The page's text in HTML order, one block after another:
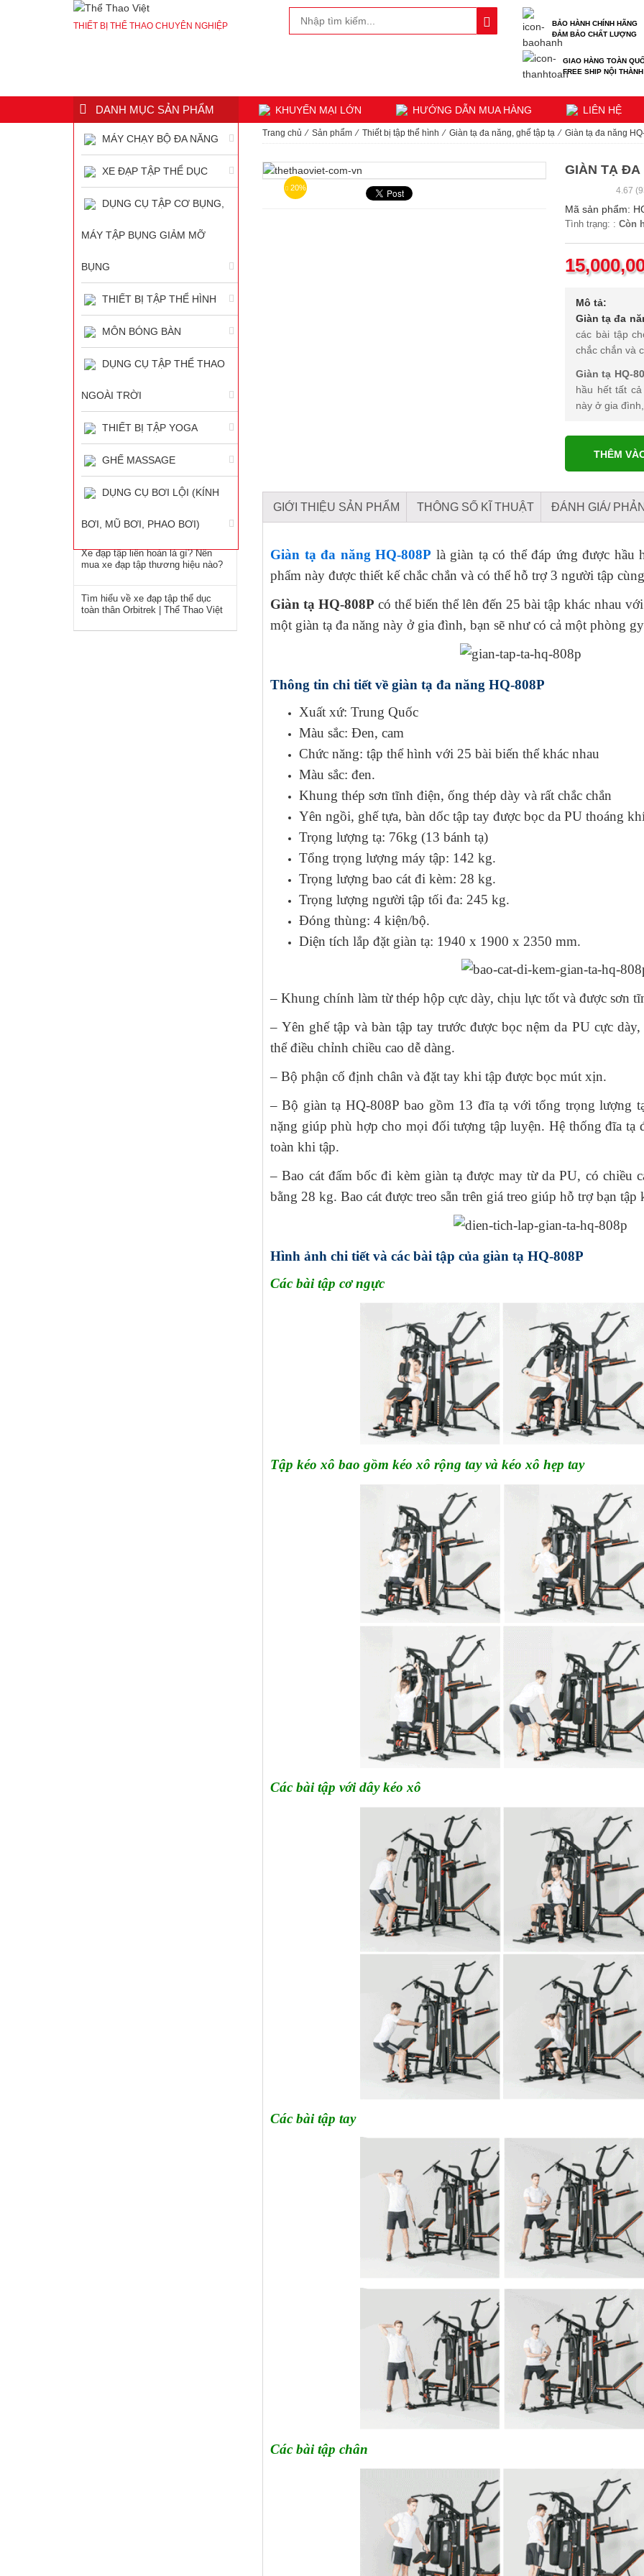
THIẾT BỊ THỂ THAO CHUYÊN NGHIỆP
BẢO HÀNH CHÍNH HÃNG
ĐẢM BẢO CHẤT LƯỢNG
GIAO HÀNG TOÀN
FREE SHIP NỘI THÀNH
DANH MỤC SẢN PHẨM
MÁY CHẠY BỘ ĐA NĂNG
XE ĐẠP TẬP THỂ DỤC
DỤNG CỤ TẬP CƠ BỤNG,
MÁY TẬP BỤNG GIẢM MỠ
BỤNG
THIẾT BỊ TẬP THỂ HÌNH
MÔN BÓNG BÀN
DỤNG CỤ TẬP THỂ THAO
NGOÀI TRỜI
THIẾT BỊ TẬP YOGA
GHẾ MASSAGE
DỤNG CỤ BƠI LỘI (KÍNH
BƠI, MŨ BƠI, PHAO BƠI)
KHUYẾN MẠI LỚN HƯỚNG DẪN MUA HÀNG LIÊN HỆ
TIN LIÊN QUAN
Những Máy Tập Đa Năng Dùng
Cho Gia Đình Tốt Nhất
Dùng Cho Gia Đình Tốt Nhất
Xe đạp tập liên hoàn là gì? Nên
mua xe đạp tập thương hiệu nào?
Tìm hiểu về xe đạp tập thể dục
toàn thân Orbitrek | Thể Thao Việt
Trang chủ ⁄ Sản phẩm ⁄ Thiết bị tập thể hình ⁄ Giàn tạ đa năng, ghế tập tạ ⁄ Giàn tạ đa năng
20%
GIÀN TẠ ĐA
4.67
Mã sản phẩm:
Tình trạng: : Còn
Mô tả:
Giàn tạ đa
các bài tập
chắc chắn và
Giàn tạ HQ-
hầu hết tất
này ở gia
THÊM
GIỚI THIỆU SẢN PHẨM THÔNG SỐ KĨ THUẬT ĐÁNH GIÁ/
Giàn tạ đa năng HQ-808P là giàn tạ có thể đáp ứng được hầu
phẩm này được thiết kế chắc chắn và có thể hỗ trợ 3 người tập
Giàn tạ HQ-808P có thể biến thể lên đến 25 bài tập khác nhau
một giàn tạ đa năng này ở gia đình, bạn sẽ như có cả một phòng
Thông tin chi tiết về giàn tạ đa năng HQ-808P
Xuất xứ: Trung Quốc
Màu sắc: Đen, cam
Chức năng: tập thể hình với 25 bài biến thể khác nhau
Màu sắc: đen.
Khung thép sơn tĩnh điện, ống thép dày và rất chắc chắn
Yên ngồi, ghế tựa, bàn dốc tập tay được bọc da PU thoáng
Trọng lượng tạ: 76kg (13 bánh tạ)
Tổng trọng lượng máy tập: 142 kg.
Trọng lượng bao cát đi kèm: 28 kg.
Trọng lượng người tập tối đa: 245 kg.
Đóng thùng: 4 kiện/bộ.
Diện tích lắp đặt giàn tạ: 1940 x 1900 x 2350 mm.
– Khung chính làm từ thép hộp cực dày, chịu lực tốt và được sơn
– Yên ghế tập và bàn tập tay trước được bọc nệm da PU cực
thể điều chỉnh chiều cao dễ dàng.
– Bộ phận cố định chân và đặt tay khi tập được bọc mút xịn.
– Bộ giàn tạ HQ-808P bao gồm 13 đĩa tạ với tổng trọng lượng
nặng giúp phù hợp cho mọi đối tượng tập luyện. Hệ thống đĩa tạ
toàn khi tập.
– Bao cát đấm bốc đi kèm giàn tạ được may từ da PU, có chiều
bằng 28 kg. Bao cát được treo sẵn trên giá treo giúp hỗ trợ bạn
Hình ảnh chi tiết và các bài tập của giàn tạ HQ-808P
Các bài tập cơ ngực
Tập kéo xô bao gồm kéo xô rộng tay và kéo xô hẹp tay
Các bài tập với dây kéo xô
Các bài tập tay
Các bài tập chân